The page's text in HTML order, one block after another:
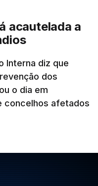
a
se
países, os solos
significativa de
acautelada a
Interna diz que
dos
o dia em
concelhos afetados